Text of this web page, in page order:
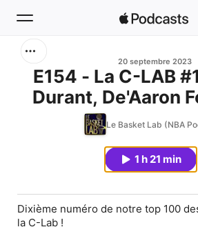
Accueil
Nouveautés
20 septembre 2023
E154 - La C-LAB
Durant, De'Aaron
Randle, Jakob
O'Neale (Top 100
2023)
Le Basket Lab (NBA
1 h 21 min
Dixième numéro de notre top 100
la C-Lab !